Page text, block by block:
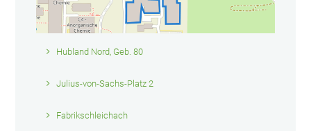
Hubland Nord, Geb. 80
Julius-von-Sachs-Platz 2
Fabrikschleichach